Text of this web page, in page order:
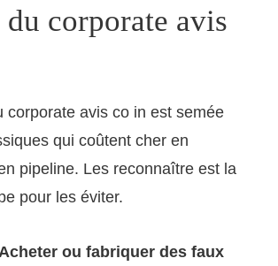
du corporate avis
corporate avis co in est semée
qui coûtent cher en
pipeline. Les reconnaître est la
pour les éviter.
ou fabriquer des faux